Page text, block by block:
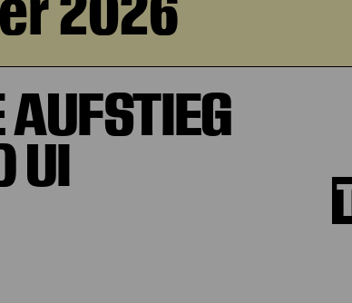
UI